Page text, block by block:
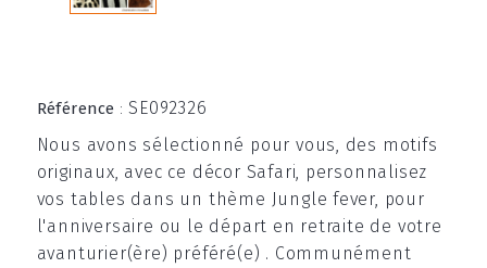
Référence : SE092326
Nous avons sélectionné pour vous, des motifs
originaux, avec ce décor Safari, personnalisez
vos tables dans un thème Jungle fever, pour
l'anniversaire ou le départ en retraite de votre
avanturier(ère) préféré(e) . Communément